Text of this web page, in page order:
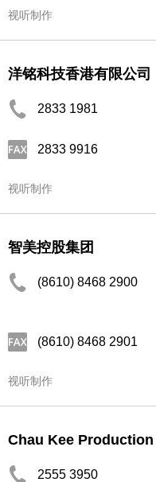
视听制作
洋铭科技香港有限公司
2833 1981
2833 9916
视听制作
智美控股集团
(8610) 8468 2900
(8610) 8468 2901
视听制作
Chau Kee Production
2555 3950